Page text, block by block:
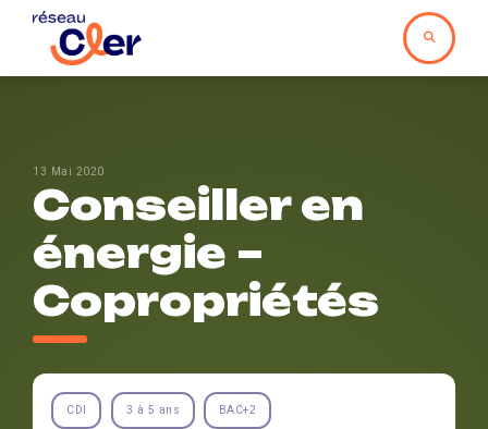
13 Mai 2020
Conseiller en
énergie –
Copropriétés
CDI 3 à 5 ans BAC+2